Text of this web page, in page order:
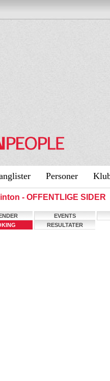
Personer
- OFFENTLIGE SIDER
EVENTS
RESULTATER